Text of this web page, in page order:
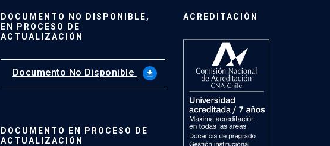
DOCUMENTO NO DISPONIBLE,
EN PROCESO DE
ACTUALIZACIÓN
Documento No Disponible file_download
DOCUMENTO EN PROCESO DE
ACTUALIZACIÓN
ACREDITACIÓN